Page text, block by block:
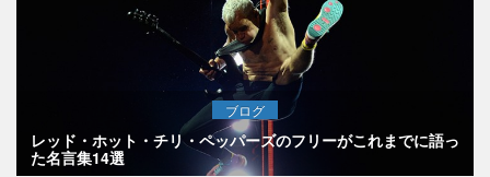
ブログ
レッド・ホット・チリ・ペッパーズのフリーがこれまでに語っ
た名言集14選